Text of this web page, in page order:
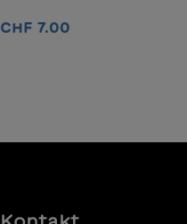
CHF 7.00
Kontakt